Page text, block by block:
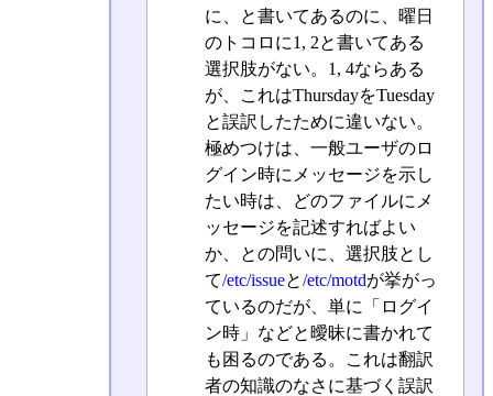
に、と書いてあるのに、曜日
のトコロに1, 2と書いてある
選択肢がない。1, 4ならある
が、これはThursdayをTuesday
と誤訳したために違いない。
極めつけは、一般ユーザのロ
グイン時にメッセージを示し
たい時は、どのファイルにメ
ッセージを記述すればよい
か、との問いに、選択肢とし
て/etc/issueと/etc/motdが挙がっ
ているのだが、単に「ログイ
ン時」などと曖昧に書かれて
も困るのである。これは翻訳
者の知識のなさに基づく誤訳